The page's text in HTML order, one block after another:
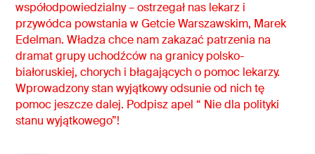
współodpowiedzialny – ostrzegał nas lekarz i
przywódca powstania w Getcie Warszawskim, Marek
Edelman. Władza chce nam zakazać patrzenia na
dramat grupy uchodźców na granicy polsko-
białoruskiej, chorych i błagających o pomoc lekarzy.
Wprowadzony stan wyjątkowy odsunie od nich tę
pomoc jeszcze dalej. Podpisz apel “ Nie dla polityki
stanu wyjątkowego”!